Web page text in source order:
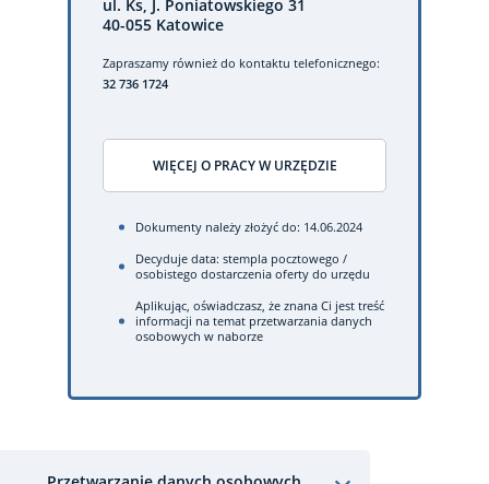
ul. Ks, J. Poniatowskiego 31
40-055 Katowice
Zapraszamy również do kontaktu telefonicznego:
32 736 1724
WIĘCEJ O PRACY W URZĘDZIE
Dokumenty należy złożyć do: 14.06.2024
Decyduje data: stempla pocztowego /
osobistego dostarczenia oferty do urzędu
Aplikując, oświadczasz, że znana Ci jest treść
informacji na temat przetwarzania danych
osobowych w naborze